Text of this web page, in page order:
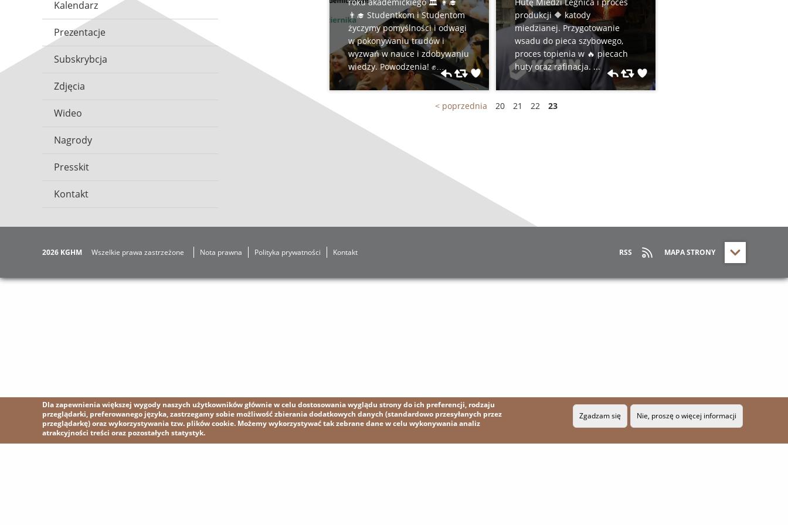
Kalendarz
Prezentacje
Subskrybcja
Zdjęcia
Wideo
Nagrody
Presskit
Kontakt
👨‍🎓 Studentkom i Studentom
życzymy pomyślności i odwagi
w pokonywaniu trudów i
wyzwań w nauce i zdobywaniu
wiedzy. Powodzenia! ✊
https://t.co/hcqCYjBnze
produkcji 🔶 katody
miedzianej. Przygotowanie
wsadu do pieca szybowego,
proces topienia w 🔥 piecach
huty oraz rafinacja. ...
< poprzednia 20 21 22 23
2026 KGHM Wszelkie prawa zastrzeżone Nota prawna Polityka prywatności Kontakt RSS MAPA STRONY
Dla zapewnienia większej wygody naszych użytkowników głównie w celu dostosowania wyglądu strony do ich preferencji, rodzaju
przeglądarki, preferowanego języka, zastrzegamy sobie możliwość zbierania dodatkowych danych (standardowo przesyłanych przez
przeglądarkę) oraz wykorzystywania tzw. plików cookie. Możemy wykorzystywać tak zebrane dane w celu wykonywania analiz
atrakcyjności treści oraz pozostałych statystyk.
Zgadzam się Nie, proszę o więcej informacji